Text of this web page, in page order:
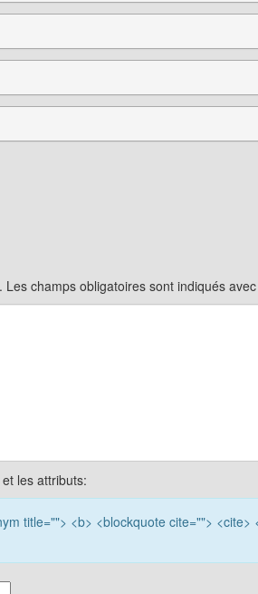
Les champs obligatoires sont indiqués avec
et les attributs:
title=""> <b> <blockquote cite="">